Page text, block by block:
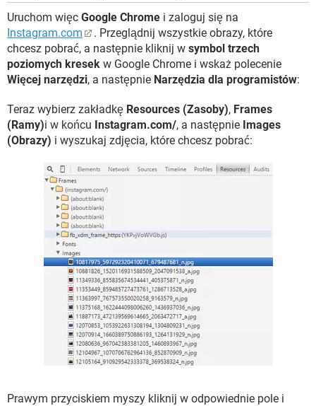
Uruchom więc Google Chrome i zaloguj się na
Instagram.com
. Przeglądnij wszystkie obrazy, które
chcesz pobrać, a następnie kliknij w symbol trzech
poziomych kresek w Google Chrome i wskaż polecenie
Więcej narzędzi, a następnie Narzędzia dla programistów:
Teraz wybierz zakładkę Resources (Zasoby), Frames
(Ramy)i w końcu Instagram.com/, a następnie Images
(Obrazy) i wyszukaj zdjęcia, które chcesz pobrać:
Prawym przyciskiem myszy kliknij w odpowiednie pole i